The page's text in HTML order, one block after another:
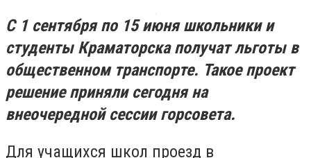
С 1 сентября по 15 июня школьники и
студенты Краматорска получат льготы в
общественном транспорте. Такое проект
решение приняли сегодня на
внеочередной сессии горсовета.
Для учащихся школ проезд в